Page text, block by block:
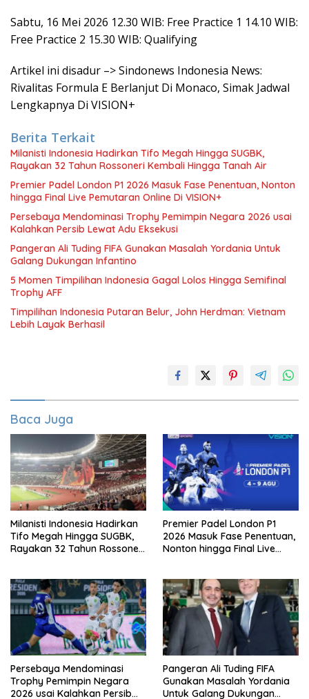
Sabtu, 16 Mei 2026 12.30 WIB: Free Practice 1 14.10 WIB:
Free Practice 2 15.30 WIB: Qualifying
Artikel ini disadur –> Sindonews Indonesia News:
Rivalitas Formula E Berlanjut Di Monaco, Simak Jadwal
Lengkapnya Di VISION+
Berita Terkait
Milanisti Indonesia Hadirkan Tifo Megah Hingga SUGBK,
Rayakan 32 Tahun Rossoneri Kembali Hingga Tanah Air
Premier Padel London P1 2026 Masuk Fase Penentuan, Nonton
hingga Final Live Pemutaran Online Di VISION+
Persebaya Mendominasi Trophy Pemimpin Negara 2026 usai
Kalahkan Persib Lewat Adu Eksekusi
Pangeran Ali Tuding FIFA Gunakan Masalah Yordania Untuk
Galang Dukungan Infantino
5 Momen Timpilihan Indonesia Gagal Lolos Hingga Semifinal
Trophy AFF
Timpilihan Indonesia Putaran Belur, John Herdman: Vietnam
Lebih Layak Berhasil
Baca Juga
Milanisti Indonesia Hadirkan
Tifo Megah Hingga SUGBK,
Rayakan 32 Tahun Rossoneri
Premier Padel London P1
2026 Masuk Fase Penentuan,
Nonton hingga Final Live
Persebaya Mendominasi
Trophy Pemimpin Negara
2026 usai Kalahkan Persib
Pangeran Ali Tuding FIFA
Gunakan Masalah Yordania
Untuk Galang Dukungan